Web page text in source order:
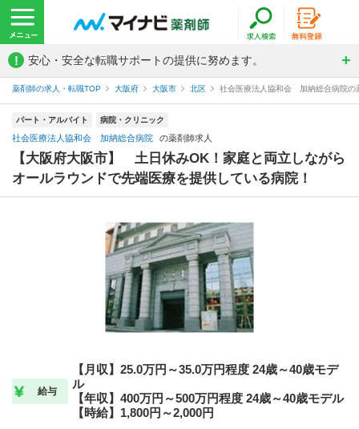
! 安心・安全な転職サポートの提供に努めます。
薬剤師の求人・転職TOP 大阪府 大阪市 北区 社会医療法人協和会 加納総合病院の
パート・アルバイト 病院・クリニック
社会医療法人協和会 加納総合病院 の薬剤師求人
【大阪府大阪市】 土日休みOK！家庭と両立しながら
オールラウンドで先端医療を提供している病院！
給与
【月収】25.0万円～35.0万円程度 24歳～40歳モデ
ル
【年収】400万円～500万円程度 24歳～40歳モデル
【時給】1,800円～2,000円